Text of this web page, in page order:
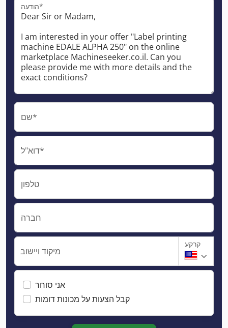
הודעה*
שם*
דוא"ל*
טלפון
חברה
מיקוד ויישוב
קרקע
אני סוחר
קבל הצעות על מכונות דומות